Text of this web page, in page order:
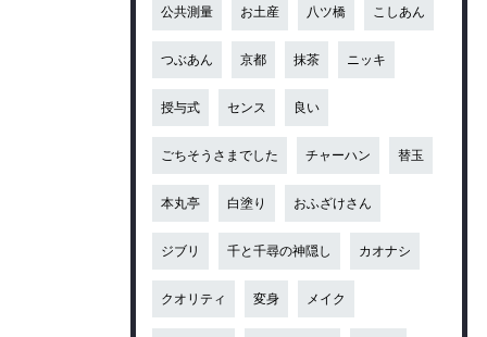
公共測量 お土産 八ツ橋 こしあん
つぶあん 京都 抹茶 ニッキ
授与式 センス 良い
ごちそうさまでした チャーハン 替玉
本丸亭 白塗り おふざけさん
ジブリ 千と千尋の神隠し カオナシ
クオリティ 変身 メイク